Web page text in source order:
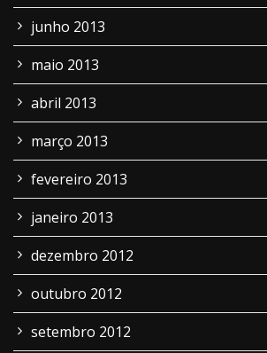
junho 2013
maio 2013
abril 2013
março 2013
fevereiro 2013
janeiro 2013
dezembro 2012
outubro 2012
setembro 2012